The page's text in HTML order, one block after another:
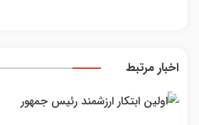
اخبار مرتبط